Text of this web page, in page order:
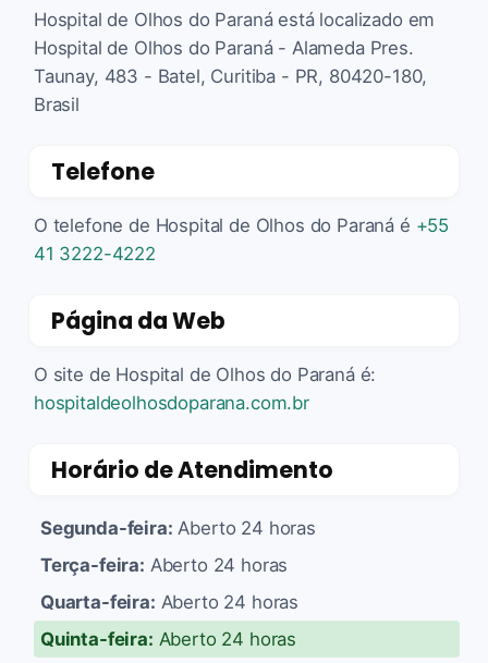
Hospital de Olhos do Paraná está localizado em
Hospital de Olhos do Paraná - Alameda Pres.
Taunay, 483 - Batel, Curitiba - PR, 80420-180,
Brasil
Telefone
O telefone de Hospital de Olhos do Paraná é +55
41 3222-4222
Página da Web
O site de Hospital de Olhos do Paraná é:
hospitaldeolhosdoparana.com.br
Horário de Atendimento
Segunda-feira: Aberto 24 horas
Terça-feira: Aberto 24 horas
Quarta-feira: Aberto 24 horas
Quinta-feira: Aberto 24 horas